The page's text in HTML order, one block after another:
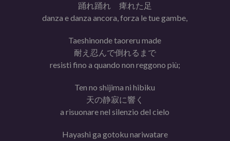
踊れ踊れ 痺れた足
danza e danza ancora, forza le tue gambe,
Taeshinonde taoreru made
耐え忍んで倒れるまで
resisti fino a quando non reggono più;
Ten no shijima ni hibiku
天の静寂に響く
a risuonare nel silenzio del cielo
Hayashi ga gotoku nariwatare